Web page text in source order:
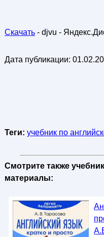
Скачать- djvu -
Дата публикации:
Теги: учебник по
Смотрите также
материалы: